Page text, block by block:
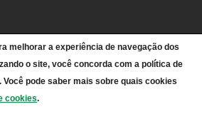
Alegrete
melhorar a experiência de navegação dos
o site, você concorda com a política de
pode saber mais sobre quais cookies
cookies.